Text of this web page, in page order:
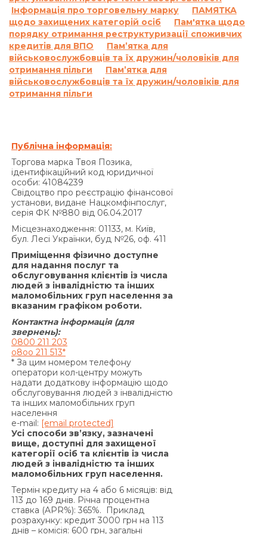
нараховуються на раніше нараховані проценти
на підставі статті 625 Цивільного кодексу
України.
Кредитодавець не нараховує проценти річних
відповідно до цього пункту Договору на суму
заборгованості, яка є меншою ніж 100 (сто)
гривень 00 копійок.
порушення виконання зобов’язань на підставі
Договору, не може перевищувати половини
суми Кредиту, одержаної Позичальником від
Кредитодавця за Договором, і не може бути
збільшена за домовленістю Сторін.»
За договором про надання кредиту по
продукту «Кредит 4/6 місяців»:
«У разі прострочення виконання
Позичальником грошового зобов’язання зі
сплати процентів за користування Кредитом та/
або Комісії за видачу Кредиту (якщо умови
Договору передбачають сплату комісії за
видачу Кредиту) та/або Комісії за видачу у
Кредит додаткових грошових коштів (якщо
умови додаткової угоди до Договору
передбачають сплату комісії за видачу у Кредит
додаткових грошових коштів) та/або суми
Кредиту у визначені цим Договором терміни,
на підставі положень частини 2 статті 625
Цивільного кодексу України Кредитодавець
має право вимагати, а Позичальник
зобов’язаний сплатити Кредитодавцю суму
заборгованості з урахуванням 3700 (три тисячі
сімсот) процентів річних від простроченої суми
заборгованості. Проценти річних, зазначені в
цьому пункті вище, нараховуються за кожен
день прострочення на суму заборгованості, що
Інформація про торговельну марку
ПАМЯТКА
щодо захищених категорій осіб
Пам'ятка щодо
порядку отримання реструктуризації споживчих
кредитів для ВПО
Пам’ятка для
військовослужбовців та їх дружин/чоловіків для
отримання пільги
Пам’ятка для
військовослужбовців та їх дружин/чоловіків для
отримання пільги
Публічна інформація:
Торгова марка Твоя Позика,
ідентифікаційний код юридичної
особи: 41084239
Свідоцтво про реєстрацію фінансової
установи, видане Нацкомфінпослуг,
серія ФК №880 від 06.04.2017
Місцезнаходження: 01133, м. Київ,
бул. Лесі Українки, буд №26, оф. 411
Приміщення фізично доступне
для надання послуг та
обслуговування клієнтів із числа
людей з інвалідністю та інших
маломобільних груп населення за
вказаним графіком роботи.
Контактна інформація (для
звернень):
0800 211 203
o8oo 211 513*
* За цим номером телефону
оператори кол-центру можуть
надати додаткову інформацію щодо
обслуговування людей з інвалідністю
та інших маломобільних груп
населення
e-mail: [email protected]
Усі способи зв’язку, зазначені
вище, доступні для захищеної
категорії осіб та клієнтів із числа
людей з інвалідністю та інших
маломобільних груп населення.
Термін кредиту на 4 або 6 місяців: від
113 до 169 днів. Річна процентна
ставка (APR%): 365%. Приклад
розрахунку: кредит 3000 грн на 113
днів – комісія: 600 грн, загальні